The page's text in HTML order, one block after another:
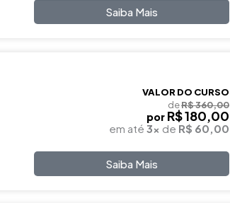
Saiba Mais
VALOR DO CURSO
deR$ 360,00
por R$ 180,00
em até 3x de R$ 60,00
Saiba Mais